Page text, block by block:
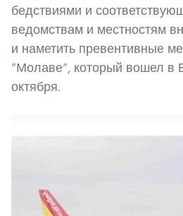
бедствиями и
ведомствам и местностям
и наметить превентивные
“Молаве”, который вошел в
октября.